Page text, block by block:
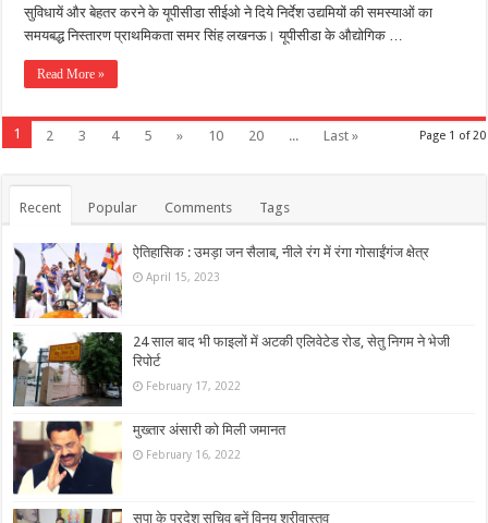
सुविधायें और बेहतर करने के यूपीसीडा सीईओ ने दिये निर्देश उद्यमियों की समस्याओं का
समयबद्ध निस्तारण प्राथमिकता समर सिंह लखनऊ। यूपीसीडा के औद्योगिक …
Read More »
Page 1 of 20
1 2 3 4 5 » 10 20 ... Last »
Recent Popular Comments Tags
ऐतिहासिक : उमड़ा जन सैलाब, नीले रंग में रंगा गोसाईंगंज क्षेत्र
April 15, 2023
24 साल बाद भी फाइलों में अटकी एलिवेटेड रोड, सेतु निगम ने भेजी
रिपोर्ट
February 17, 2022
मुख्तार अंसारी को मिली जमानत
February 16, 2022
सपा के प्रदेश सचिव बनें विनय श्रीवास्तव